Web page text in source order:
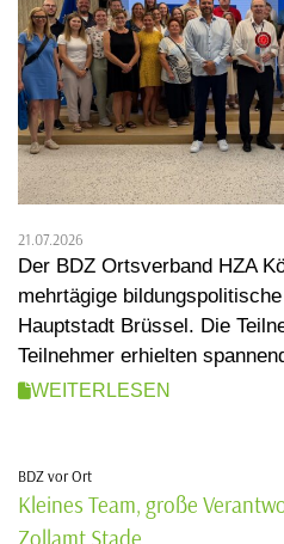
21.07.2026
Der BDZ Ortsverband HZA
mehrtägige
Hauptstadt Brüssel. Die
Teilnehmer erhielten
WEITERLESEN
BDZ vor Ort
Kleines Team, große